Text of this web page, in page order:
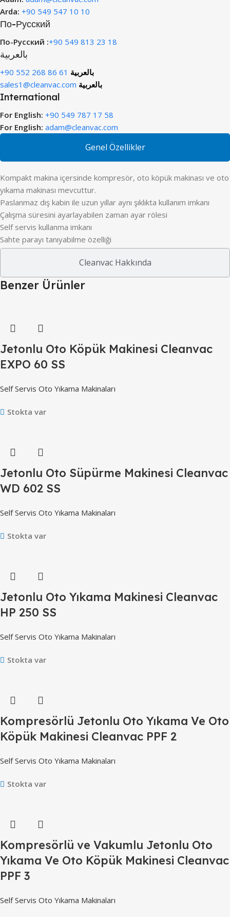
Arda: +90 549 547 10 10
По-Русский
По-Русский :+90 549 813 23 18
بالعربية
+90 552 268 86 61 بالعربية
sales1@cleanvac.com بالعربية
International
For English: +90 549 787 17 58
For English: adam@cleanvac.com
Genel Özellikler
Cleanvac Hakkında
Kompakt makina içersinde kompresör, oto köpük makinası ve oto
yıkama makinası mevcuttur.
Paslanmaz dış kabin ile uzun yıllar aynı şıklıkta kullanım imkanı
Çalışma süresini ayarlayabilen zaman ayar rölesi
Self servis kullanma imkanı
Sahte parayı tanıyabilme özelliği
Benzer Ürünler
Jetonlu Oto Köpük Makinesi Cleanvac
EXPO 60 SS
Self Servis Oto Yıkama Makinaları
Stokta var
Jetonlu Oto Süpürme Makinesi Cleanvac
WD 602 SS
Self Servis Oto Yıkama Makinaları
Stokta var
Jetonlu Oto Yıkama Makinesi Cleanvac
HP 250 SS
Self Servis Oto Yıkama Makinaları
Stokta var
Kompresörlü Jetonlu Oto Yıkama Ve Oto
Köpük Makinesi Cleanvac PPF 2
Self Servis Oto Yıkama Makinaları
Stokta var
Kompresörlü ve Vakumlu Jetonlu Oto
Yıkama Ve Oto Köpük Makinesi Cleanvac
PPF 3
Self Servis Oto Yıkama Makinaları